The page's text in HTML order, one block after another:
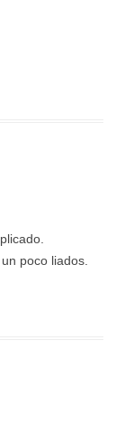
poco liados.